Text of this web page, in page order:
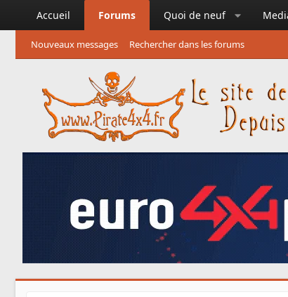
Accueil Forums Quoi de neuf
Nouveaux messages Rechercher dans les forums